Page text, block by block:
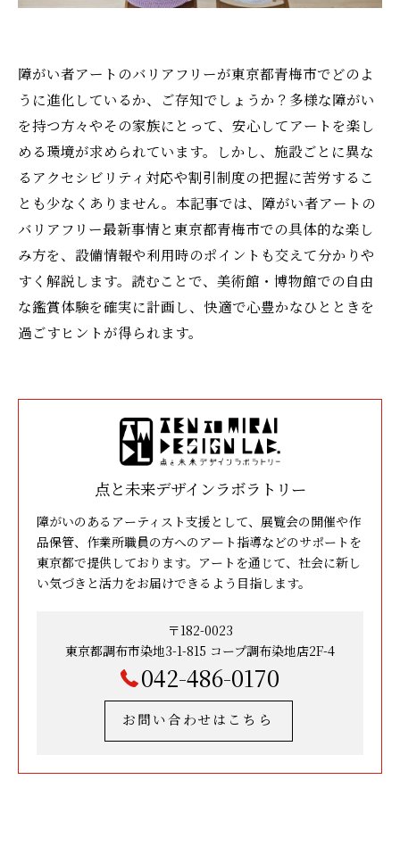
障がい者アートのバリアフリーが東京都青梅市でどのよ
うに進化しているか、ご存知でしょうか？多様な障がい
を持つ方々やその家族にとって、安心してアートを楽し
める環境が求められています。しかし、施設ごとに異な
るアクセシビリティ対応や割引制度の把握に苦労するこ
とも少なくありません。本記事では、障がい者アートの
バリアフリー最新事情と東京都青梅市での具体的な楽し
み方を、設備情報や利用時のポイントも交えて分かりや
すく解説します。読むことで、美術館・博物館での自由
な鑑賞体験を確実に計画し、快適で心豊かなひとときを
過ごすヒントが得られます。
点と未来デザインラボラトリー
障がいのあるアーティスト支援として、展覧会の開催や作
品保管、作業所職員の方へのアート指導などのサポートを
東京都で提供しております。アートを通じて、社会に新し
い気づきと活力をお届けできるよう目指します。
〒182-0023
東京都調布市染地3-1-815 コープ調布染地店2F-4
042-486-0170
お問い合わせはこちら